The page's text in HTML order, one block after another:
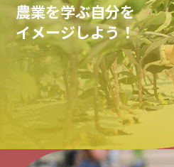
農業を学ぶ自分を
イメージしよう！